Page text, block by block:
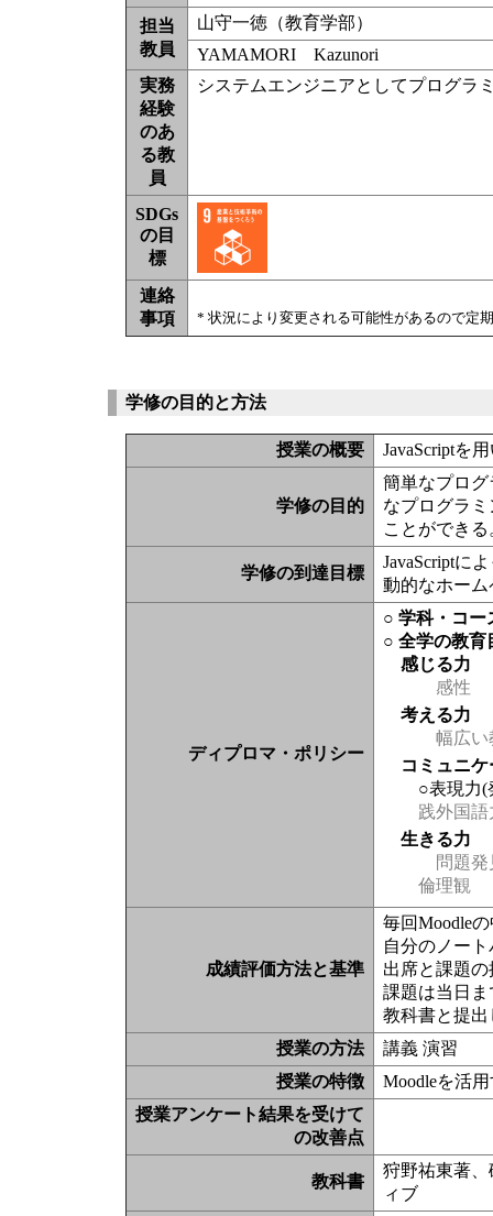
担当
教員
山守一徳（教育学部）
YAMAMORI Kazunori
実務
経験
のあ
る教
員
システムエンジニアとしてプログラ
SDGs
の目
標
連絡
事項
* 状況により変更される可能性があるので定
学修の目的と方法
授業の概要 JavaScriptを
学修の目的
簡単なプロ
なプログラ
ことができる
学修の到達目標
JavaScriptに
動的なホー
ディプロマ・ポリシー
○ 学科・コー
○ 全学の教育
感じる力
感性
考える力
幅広い
コミュニ
○表現力(
践外国語
生きる力
問題発
倫理観
成績評価方法と基準
毎回Moodle
自分のノー
出席と課題
課題は当日
教科書と提
授業の方法
講義 演習
授業の特徴
Moodleを活
授業アンケート結果を受けて
の改善点
教科書
狩野祐東著、
ィブ